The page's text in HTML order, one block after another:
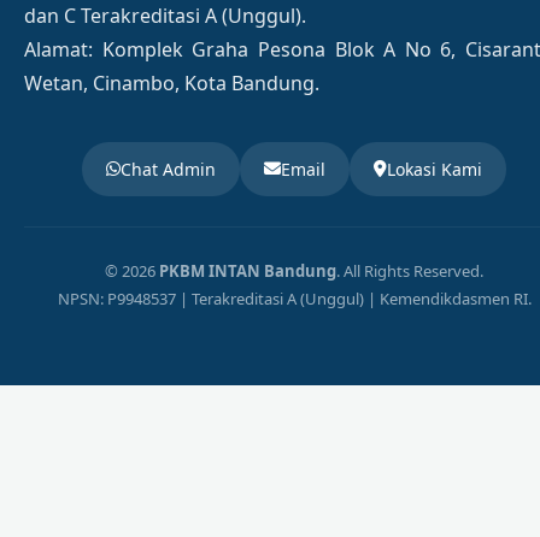
dan C Terakreditasi A (Unggul).
Alamat: Komplek Graha Pesona Blok A No 6,
Wetan, Cinambo, Kota Bandung.
Chat Admin Email Lokasi Kami
© 2026 PKBM INTAN Bandung. All Rights Reserved.
NPSN: P9948537 | Terakreditasi A (Unggul) | Kemendikdasmen RI.